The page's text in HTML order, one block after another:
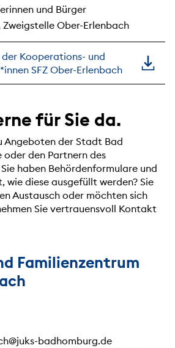
und Bürger
Ober-Erlenbach
Kooperations- und
SFZ Ober-Erlenbach
für Sie da.
Angeboten der Stadt Bad
oder den Partnern des
haben Behördenformulare und
wie diese ausgefüllt werden? Sie
Austausch oder möchten sich
Sie vertrauensvoll Kontakt
Familienzentrum
badhomburg.de